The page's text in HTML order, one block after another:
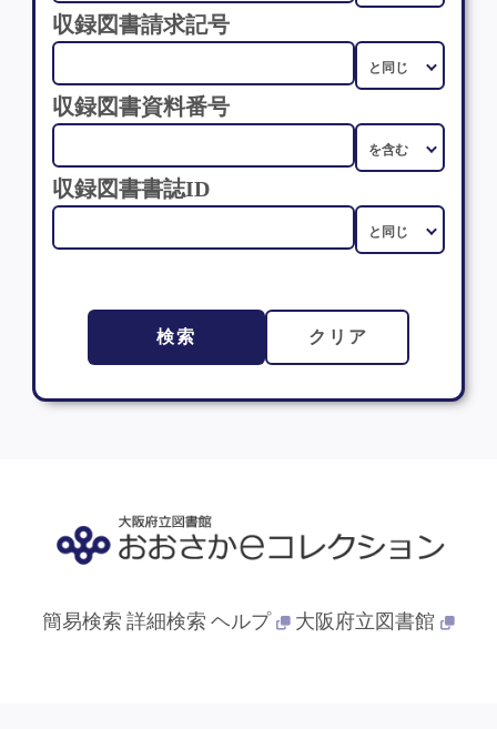
収録図書請求記号
収録図書資料番号
収録図書書誌ID
検索 クリア
簡易検索 詳細検索 ヘルプ 大阪府立図書館